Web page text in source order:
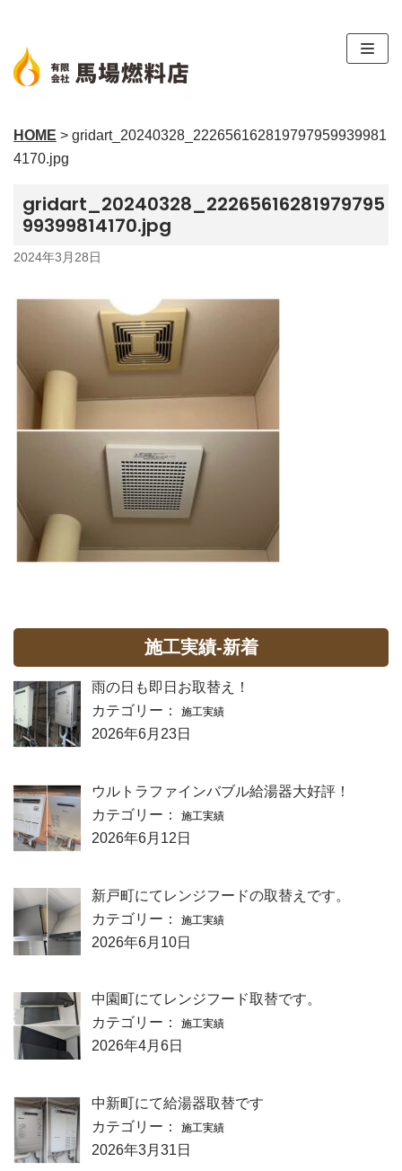
ン
テ
ン
へ
ス
ッ
プ
HOME > gridart_20240328_222656162819797959939981
4170.jpg
gridart_20240328_22265616281979795
99399814170.jpg
2024年3月28日
施工実績-新着
雨の日も即日お取替え！
カテゴリー：
施工実績
2026年6月23日
ウルトラファインバブル給湯器大好評！
カテゴリー：
施工実績
2026年6月12日
新戸町にてレンジフードの取替えです。
カテゴリー：
施工実績
2026年6月10日
中園町にてレンジフード取替です。
カテゴリー：
施工実績
2026年4月6日
中新町にて給湯器取替です
カテゴリー：
施工実績
2026年3月31日